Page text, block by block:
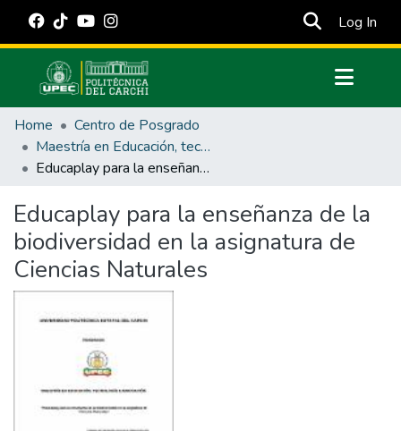
Log In
Communities & Collections
All of DSpace
Statistics
Estadísticas Externas
Manuales
Home
Centro de Posgrado
Maestría en Educación, tecnología e innovación.
Educaplay para la enseñanza de la biodiversidad en la asignatura de Ciencias Naturales
Educaplay para la enseñanza de la
biodiversidad en la asignatura de
Ciencias Naturales